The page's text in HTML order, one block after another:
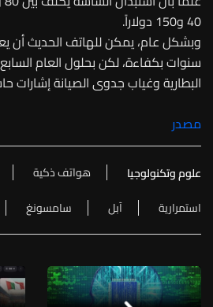
40 و150 دولاراً.
وبشكل عام، يمكن للهاتف الحديث أن
سنوات بكفاءة، لكن بحلول العام
البطارية وغياب جدوى الصيانة إشارات
مصدر
علوم وتكنولوجيا هواتف ذكية
استمرارية
آبل سامسونغ